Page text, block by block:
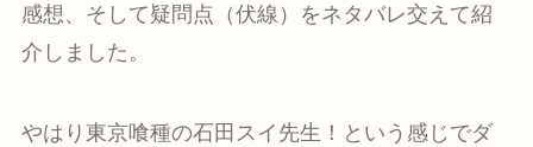
感想、そして疑問点（伏線）をネタバレ交えて紹
介しました。
やはり東京喰種の石田スイ先生！という感じでダ